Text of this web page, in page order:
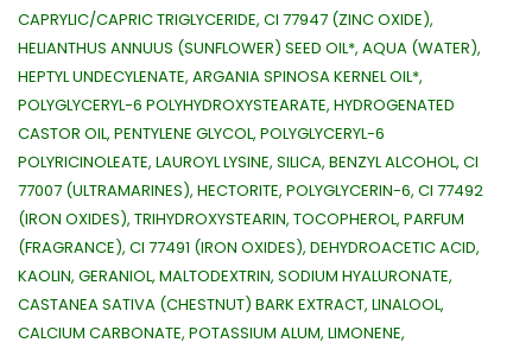
CAPRYLIC/CAPRIC TRIGLYCERIDE, CI 77947 (ZINC OXIDE),
HELIANTHUS ANNUUS (SUNFLOWER) SEED OIL*, AQUA (WATER),
HEPTYL UNDECYLENATE, ARGANIA SPINOSA KERNEL OIL*,
POLYGLYCERYL-6 POLYHYDROXYSTEARATE, HYDROGENATED
CASTOR OIL, PENTYLENE GLYCOL, POLYGLYCERYL-6
POLYRICINOLEATE, LAUROYL LYSINE, SILICA, BENZYL ALCOHOL, CI
77007 (ULTRAMARINES), HECTORITE, POLYGLYCERIN-6, CI 77492
(IRON OXIDES), TRIHYDROXYSTEARIN, TOCOPHEROL, PARFUM
(FRAGRANCE), CI 77491 (IRON OXIDES), DEHYDROACETIC ACID,
KAOLIN, GERANIOL, MALTODEXTRIN, SODIUM HYALURONATE,
CASTANEA SATIVA (CHESTNUT) BARK EXTRACT, LINALOOL,
CALCIUM CARBONATE, POTASSIUM ALUM, LIMONENE,